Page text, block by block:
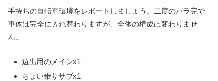
手持ちの自転車環境をレポートしましょう。二度のバラ完で
車体は完全に入れ替わりますが、全体の構成は変わりませ
ん。
遠出用のメインx1
ちょい乗りサブx1